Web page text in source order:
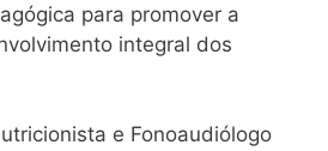
para promover a
integral dos
e Fonoaudiólogo